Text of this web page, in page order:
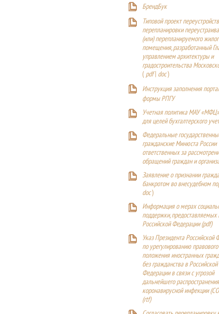
БрендБук
Типовой проект
перепланировки
(или) перепланируемого
помещения, разработанный
управлением архитектуры и
градостроительства
(pdf| doc)
Инструкция заполнения
формы РПГУ
Учетная политика МАУ
для целей бухгалтерского
Федеральные
гражданские Минюста России
ответственных за
обращений граждан и
Заявление о признании
банкротом во внесудебном
doc)
Информация о мерах
поддержки,
Российской Федерации (pdf)
Указ Президента Российской
по урегулированию правового
положения иностранных
без гражданства в Российской
Федерации в связи с угрозой
дальнейшего
коронавирусной инфекции
(rtf)